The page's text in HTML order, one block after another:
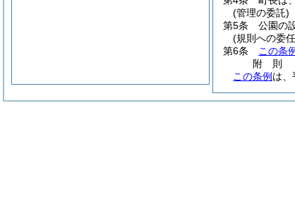
(管理の委託)
第5条
公園の
(規則への委
第6条
この条例
附 則
この条例 は、